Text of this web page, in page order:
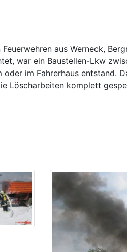
aus Werneck,
war ein Baustellen-Lkw
im Fahrerhaus entstand.
Löscharbeiten komplett